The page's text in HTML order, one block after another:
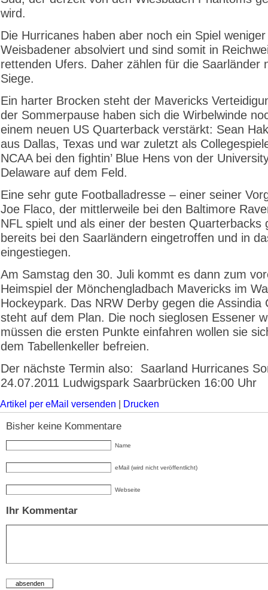
wird.
Die Hurricanes haben aber noch ein Spiel
Weisbadener absolviert und sind somit in
rettenden Ufers. Daher zählen für die Saarländer
Siege.
Ein harter Brocken steht der Mavericks
der Sommerpause haben sich die Wirbelwinde
einem neuen US Quarterback verstärkt: Sean
aus Dallas, Texas und war zuletzt als
NCAA bei den fightin’ Blue Hens von der
Delaware auf dem Feld.
Eine sehr gute Footballadresse – einer seiner
Joe Flaco, der mittlerweile bei den Baltimore
NFL spielt und als einer der besten Quarterbacks
bereits bei den Saarländern eingetroffen und in
eingestiegen.
Am Samstag den 30. Juli kommt es dann zum
Heimspiel der Mönchengladbach Mavericks im
Hockeypark. Das NRW Derby gegen die Assindia
steht auf dem Plan. Die noch sieglosen Essener
müssen die ersten Punkte einfahren wollen sie
dem Tabellenkeller befreien.
Der nächste Termin also: Saarland Hurricanes
24.07.2011 Ludwigspark Saarbrücken 16:00 Uhr
Artikel per eMail versenden Drucken
Bisher keine Kommentare
Name
eMail (wird nicht veröffentlicht)
Webseite
Ihr Kommentar